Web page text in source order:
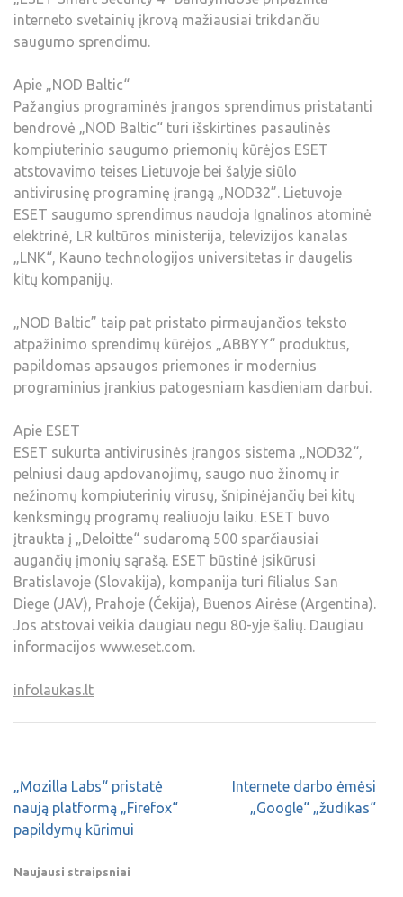
interneto svetainių įkrovą mažiausiai trikdančiu
saugumo sprendimu.
Apie „NOD Baltic“
Pažangius programinės įrangos sprendimus pristatanti
bendrovė „NOD Baltic“ turi išskirtines pasaulinės
kompiuterinio saugumo priemonių kūrėjos ESET
atstovavimo teises Lietuvoje bei šalyje siūlo
antivirusinę programinę įrangą „NOD32”. Lietuvoje
ESET saugumo sprendimus naudoja Ignalinos atominė
elektrinė, LR kultūros ministerija, televizijos kanalas
„LNK“, Kauno technologijos universitetas ir daugelis
kitų kompanijų.
„NOD Baltic” taip pat pristato pirmaujančios teksto
atpažinimo sprendimų kūrėjos „ABBYY“ produktus,
papildomas apsaugos priemones ir modernius
programinius įrankius patogesniam kasdieniam darbui.
Apie ESET
ESET sukurta antivirusinės įrangos sistema „NOD32“,
pelniusi daug apdovanojimų, saugo nuo žinomų ir
nežinomų kompiuterinių virusų, šnipinėjančių bei kitų
kenksmingų programų realiuoju laiku. ESET buvo
įtraukta į „Deloitte“ sudaromą 500 sparčiausiai
augančių įmonių sąrašą. ESET būstinė įsikūrusi
Bratislavoje (Slovakija), kompanija turi filialus San
Diege (JAV), Prahoje (Čekija), Buenos Airėse (Argentina).
Jos atstovai veikia daugiau negu 80-yje šalių. Daugiau
informacijos www.eset.com.
infolaukas.lt
„Mozilla Labs“ pristatė
naują platformą „Firefox“
papildymų kūrimui
Internete darbo ėmėsi
„Google“ „žudikas“
Naujausi straipsniai